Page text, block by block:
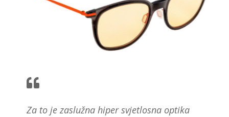
Za to je zaslužna hiper svjetlosna optika